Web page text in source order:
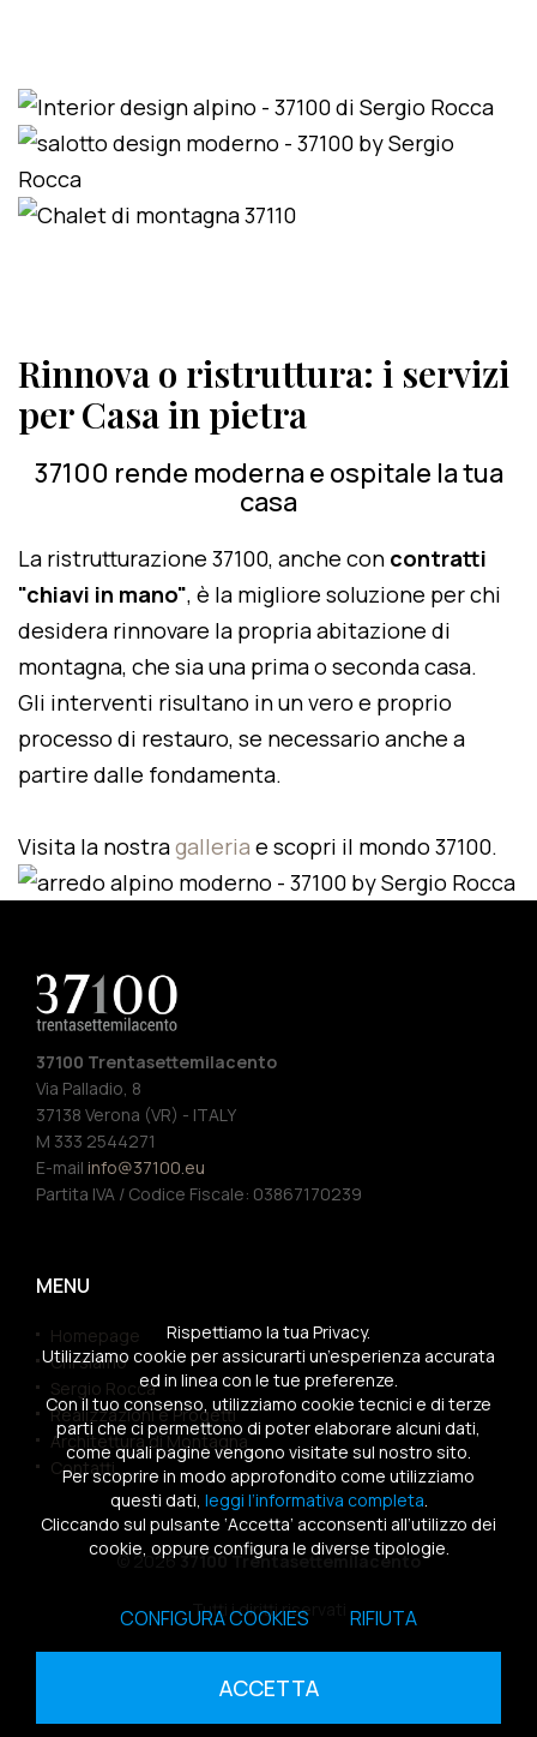
Rinnova o ristruttura: i servizi
per Casa in pietra
37100 rende moderna e ospitale la tua
casa
La ristrutturazione 37100, anche con contratti
"chiavi in mano", è la migliore soluzione per chi
desidera rinnovare la propria abitazione di
montagna, che sia una prima o seconda casa.
Gli interventi risultano in un vero e proprio
processo di restauro, se necessario anche a
partire dalle fondamenta.
Visita la nostragalleria e scopri il mondo 37100.
37100 Trentasettemilacento
Via Palladio, 8
37138 Verona (VR) - ITALY
M 333 2544271
E-mail info@37100.eu
Partita IVA / Codice Fiscale: 03867170239
MENU
Homepage
Chi siamo
Sergio Rocca
Realizzazioni e Progetti
Architettura di Montagna
Contatti
© 202637100 Trentasettemilacento
Tutti i diritti riservati
Sitemap|Privacy Policy|Cookies Policy
Rispettiamo la tua Privacy.
Utilizziamo cookie per assicurarti un’esperienza accurata
ed in linea con le tue preferenze.
Con il tuo consenso, utilizziamo cookie tecnici e di terze
parti che ci permettono di poter elaborare alcuni dati,
come quali pagine vengono visitate sul nostro sito.
Per scoprire in modo approfondito come utilizziamo
questi dati, leggi l’informativa completa.
Cliccando sul pulsante ‘Accetta’ acconsenti all’utilizzo dei
cookie, oppure configura le diverse tipologie.
CONFIGURA COOKIES RIFIUTA
ACCETTA